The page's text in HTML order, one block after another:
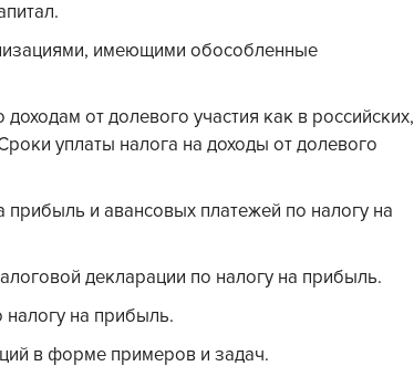
имеющими обособленные
от долевого участия как в российских,
уплаты налога на доходы от долевого
и авансовых платежей по налогу на
декларации по налогу на прибыль.
налогу на прибыль.
в форме примеров и задач.